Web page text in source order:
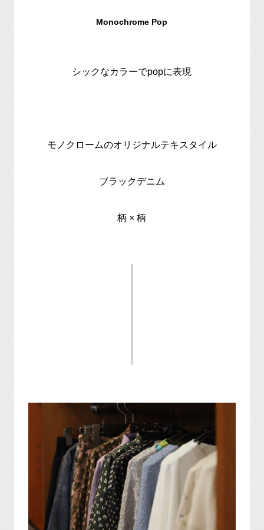
Monochrome Pop
シックなカラーでpopに表現
モノクロームのオリジナルテキスタイル
ブラックデニム
柄 × 柄